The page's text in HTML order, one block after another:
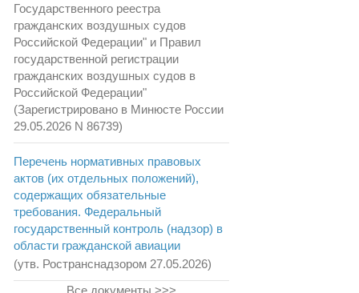
Государственного реестра
гражданских воздушных судов
Российской Федерации" и Правил
государственной регистрации
гражданских воздушных судов в
Российской Федерации"
(Зарегистрировано в Минюсте России
29.05.2026 N 86739)
Перечень нормативных правовых
актов (их отдельных положений),
содержащих обязательные
требования. Федеральный
государственный контроль (надзор) в
области гражданской авиации
(утв. Ространснадзором 27.05.2026)